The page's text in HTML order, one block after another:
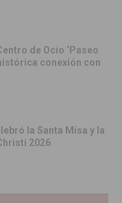
de Ocio ‘Paseo
conexión con
la Santa Misa y la
2026